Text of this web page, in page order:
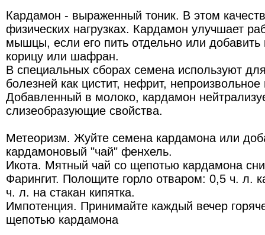
Кардамон - выраженный тоник. В этом
физических нагрузках. Кардамон улучшает
мышцы, если его пить отдельно или
корицу или шафран.
В специальных сборах семена используют
болезней как цистит, нефрит,
Добавленный в молоко, кардамон
слизеобразующие свойства.
Метеоризм. Жуйте семена кардамона или
кардамоновый "чай" фенхель.
Икота. Мятный чай со щепотью кардамона
Фарингит. Полощите горло отваром: 0,5 ч. л.
ч. л. на стакан кипятка.
Импотенция. Принимайте каждый вечер
щепотью кардамона